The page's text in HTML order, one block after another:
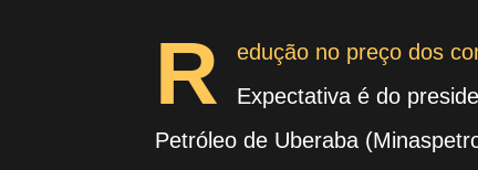
R
edução no preço dos
Expectativa é do
Petróleo de Uberaba